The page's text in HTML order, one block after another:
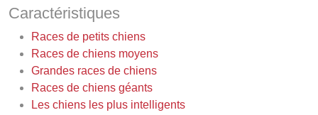
Caractéristiques
Races de petits chiens
Races de chiens moyens
Grandes races de chiens
Races de chiens géants
Les chiens les plus intelligents